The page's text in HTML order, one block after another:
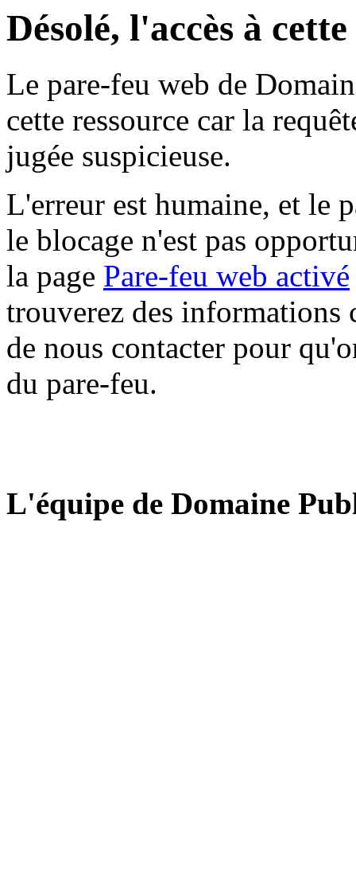
Désolé, l'accès à
Le pare-feu web de
cette ressource car la
jugée suspicieuse.
L'erreur est humaine, et le
le blocage n'est pas
la page Pare-feu web activé
trouverez des informations
de nous contacter pour
du pare-feu.
L'équipe de Domaine